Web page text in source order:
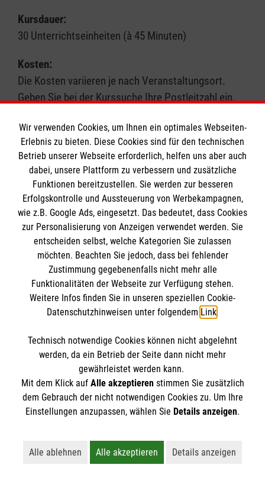
Kursdauer:
30 Unterrichtseinheiten (à 45 Minuten)
Kosten:
Die Kosten variieren je nach Veranstaltungsort.
Geben Sie bei der Kurssuche Ihre Postleitzahl ein,
akzeptieren in der Regel Bildungsgutscheine.
Hinweis:Hinweis:
Schauen Sie auch unter der Kursart „Pflege-
Fortbildung“ nach passenden Angeboten.
Jetzt anmelden >
Menschen mit Demenz verstehen
und begleiten
Wir verwenden Cookies, um Ihnen ein optimales Webseiten-
Erlebnis zu bieten. Diese Cookies sind für den technischen
Betrieb unserer Webseite erforderlich, helfen uns aber auch
dabei, unsere Plattform zu verbessern und zusätzliche
Funktionen bereitzustellen. Sie werden zur besseren
Erfolgskontrolle und Aussteuerung von Werbekampagnen,
wie z.B. Google Ads, eingesetzt. Das bedeutet, dass Cookies
zur Personalisierung von Anzeigen verwendet werden. Sie
entscheiden selbst, welche Kategorien Sie zulassen
möchten. Beachten Sie jedoch, dass bei fehlender
Zustimmung gegebenenfalls nicht mehr alle
Funktionalitäten der Webseite zur Verfügung stehen.
Weitere Infos finden Sie in unseren speziellen Cookie-
Datenschutzhinweisen unter folgendem Link.
Technisch notwendige Cookies können nicht abgelehnt
werden, da ein Betrieb der Seite dann nicht mehr
gewährleistet werden kann.
Mit dem Klick auf Alle akzeptierenstimmen Sie zusätzlich
dem Gebrauch der nicht notwendigen Cookies zu. Um Ihre
Einstellungen anzupassen, wählen Sie Details anzeigen.
Alle ablehnen
Lehnt alle nicht-essentiellen Cookies ab
Alle akzeptieren
Akzeptiert alle Cookies
Details anzeigen